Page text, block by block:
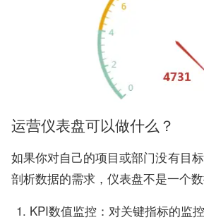
运营仪表盘可以做什么？
如果你对自己的项目或部门没有目
剖析数据的需求，仪表盘不是一个
KPI数值监控：对关键指标的监